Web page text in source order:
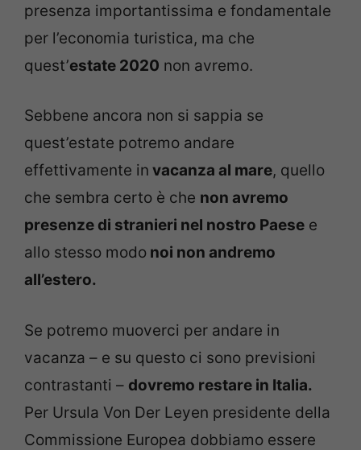
presenza importantissima e fondamentale
per l’economia turistica, ma che
quest’estate 2020 non avremo.
Sebbene ancora non si sappia se
quest’estate potremo andare
effettivamente in vacanza al mare, quello
che sembra certo è che non avremo
presenze di stranieri nel nostro Paese e
allo stesso modo noi non andremo
all’estero.
Se potremo muoverci per andare in
vacanza – e su questo ci sono previsioni
contrastanti – dovremo restare in Italia.
Per Ursula Von Der Leyen presidente della
Commissione Europea dobbiamo essere